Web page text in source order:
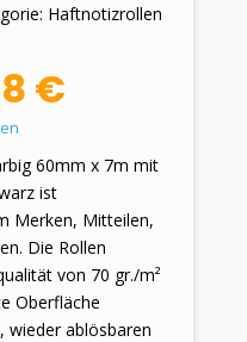
Haftnotizrollen
€
60mm x 7m mit
ist
Merken, Mitteilen,
Die Rollen
von 70 gr./m²
Oberfläche
wieder ablösbaren